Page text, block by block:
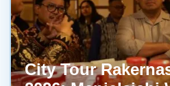
City Tour